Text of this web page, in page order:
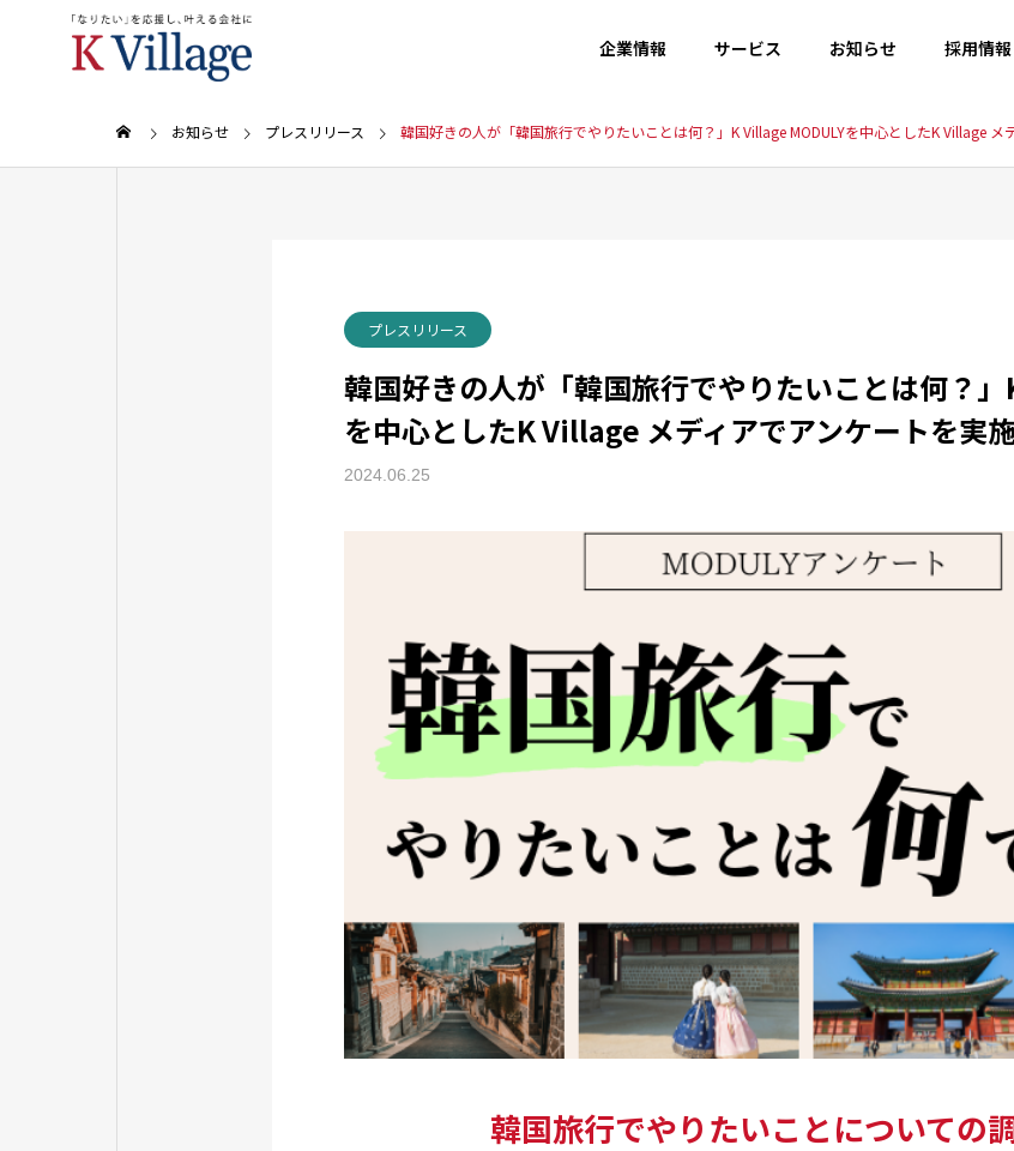
企業情報 サービス お知らせ 採用情報
お知らせ プレスリリース 韓国好きの人が「韓国旅行でやりたいことは何？」K Village MODULYを中心としたK Village メ
プレスリリース
韓国好きの人が「韓国旅行でやりたいことは何？
を中心としたK Village メディアでアンケートを実施
2024.06.25
韓国旅行でやりたいことについての